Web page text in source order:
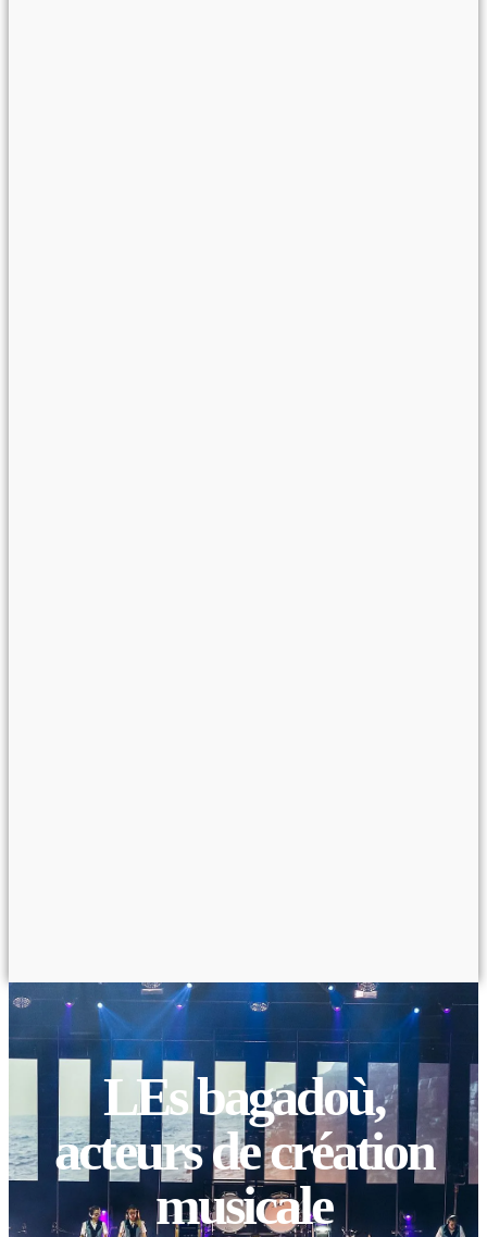
LEs bagadoù,
acteurs de création
musicale